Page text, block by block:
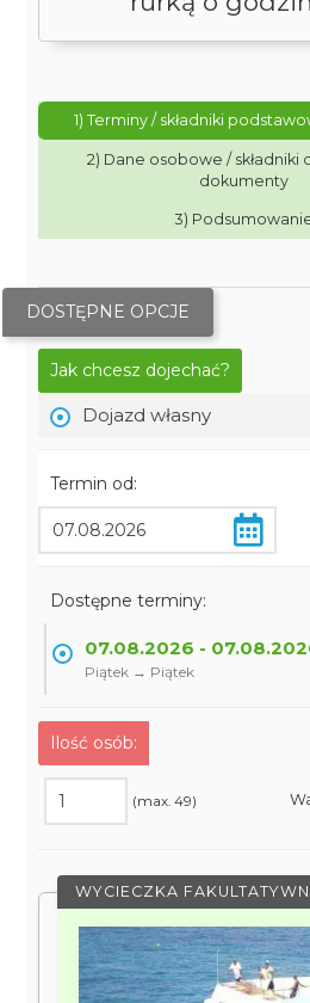
1) Terminy / składniki
2) Dane osobowe /
dokumenty
3)
DOSTĘPNE OPCJE
Jak chcesz dojechać?
Dojazd własny
Termin od:
Dostępne terminy:
07.08.2026 -
Piątek → Piątek
Ilość osób:
(max. 49)
WYCIECZKA